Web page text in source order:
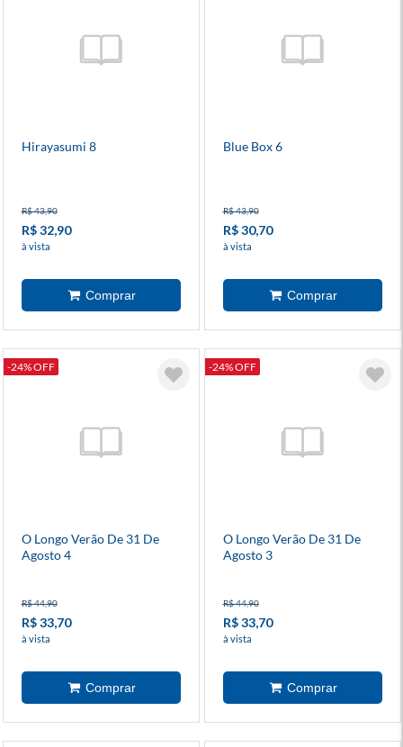
Hirayasumi 8
R$ 43,90
R$ 32,90
à vista
Blue Box 6
R$ 43,90
R$ 30,70
à vista
-24% OFF
O Longo Verão De 31 De
Agosto 4
R$ 44,90
R$ 33,70
à vista
-24% OFF
O Longo Verão De 31 De
Agosto 3
R$ 44,90
R$ 33,70
à vista